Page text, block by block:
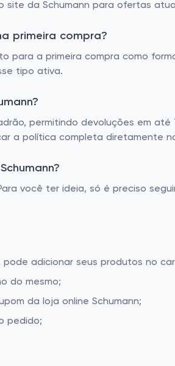
site da Schumann para ofertas
primeira compra?
para a primeira compra como
tipo ativa.
permitindo devoluções em
a política completa diretamente
você ter ideia, só é preciso
adicionar seus produtos no
do mesmo;
da loja online Schumann;
pedido;